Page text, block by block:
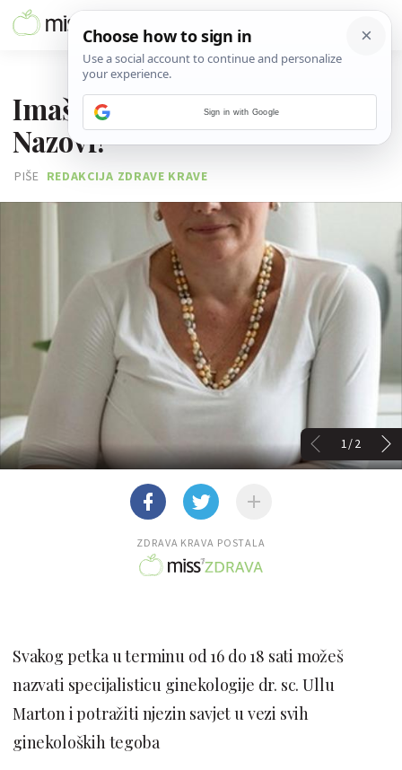
Imaš intimni problem?
Nazovi!
PIŠE REDAKCIJA ZDRAVE KRAVE
1/2
ZDRAVA KRAVA POSTALA
Svakog petka u terminu od 16 do 18 sati možeš
nazvati specijalisticu ginekologije dr. sc. Ullu
Marton i potražiti njezin savjet u vezi svih
ginekoloških tegoba
Sign in with Google